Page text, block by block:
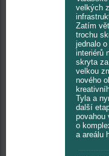
velkých
Zatím
trochu
jednalo
interiérů
skryta
velkou
nového
Tyla a
další
povahou
o
a areálu